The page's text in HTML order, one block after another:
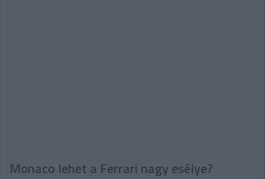
Monaco lehet a Ferrari nagy esélye?